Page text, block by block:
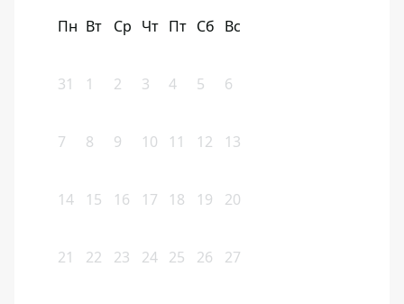
Пн Вт Ср Чт Пт Сб Вс
31 1 2 3 4 5 6
7 8 9 10 11 12 13
14 15 16 17 18 19 20
21 22 23 24 25 26 27